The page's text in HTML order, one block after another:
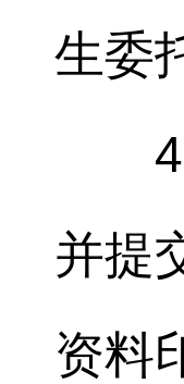
生委
并提
资料